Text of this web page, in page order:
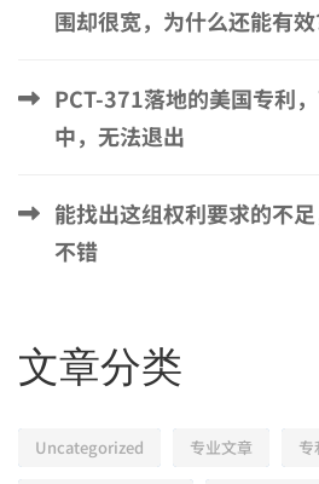
围却很宽，为什么还能有效
PCT-371落地的美国专利
中，无法退出
能找出这组权利要求的不
不错
文章分类
Uncategorized 专业文章 专